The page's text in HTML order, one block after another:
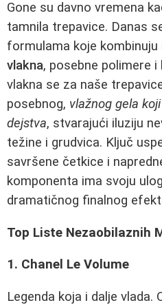
Gone su davno vremena
tamnila trepavice. Danas
formulama koje kombinuju
vlakna, posebne polimere
vlakna se za naše
posebnog, vlažnog gela
dejstva, stvarajući iluziju
težine i grudvica. Ključ
savršene četkice i
komponenta ima svoju
dramatičnog finalnog
Top Liste Nezaobilaznih
1. Chanel Le Volume
Legenda koja i dalje vlada.